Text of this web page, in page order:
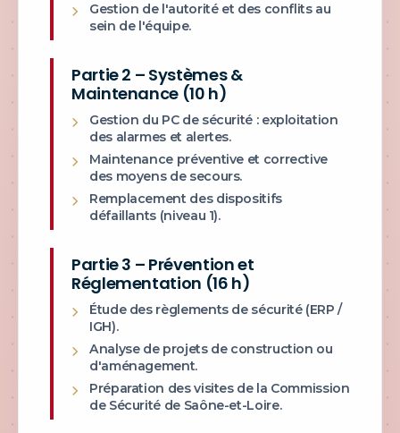
Gestion de l'autorité et des conflits au
sein de l'équipe.
Partie 2 – Systèmes &
Maintenance (10 h)
Gestion du PC de sécurité : exploitation
des alarmes et alertes.
Maintenance préventive et corrective
des moyens de secours.
Remplacement des dispositifs
défaillants (niveau 1).
Partie 3 – Prévention et
Réglementation (16 h)
Étude des règlements de sécurité (ERP /
IGH).
Analyse de projets de construction ou
d'aménagement.
Préparation des visites de la Commission
de Sécurité de Saône-et-Loire.